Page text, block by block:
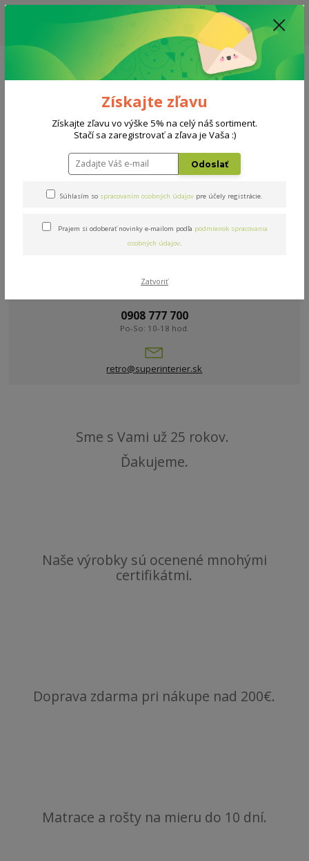
ZĽAVA: VŠETKY VYSTAVENÉ POSTELE ZA 400€ - CENA MATRACU A ROŠTU
PODĽA VÝBERU / DODACIA LEHOTA JE AKTUÁLNE 10-15 PRACOVNÝCH
Menu
0908 777 700 Po-So: 10-18 hod.
0
Doplnky Interiérové Boudoir
Boudoir
V tejto kategórii nebol nájdený žiadny tovar.
0908 777 700
Po-So: 10-18 hod.
retro@superinterier.sk
Sme s Vami už 25 rokov.
Ďakujeme.
Naše výrobky sú ocenené mnohými
certifikátmi.
Doprava zdarma pri nákupe nad 200€.
Matrace a rošty na mieru do 10 dní.
Získajte zľavu
Získajte zľavu vo výške 5% na celý náš sortiment.
Stačí sa zaregistrovať a zľava je Vaša :)
Odoslať
Súhlasím so spracovaním osobných údajov pre účely registrácie.
Prajem si odoberať novinky e-mailom podľa podmienok spracovania
osobných údajov.
Zatvoriť